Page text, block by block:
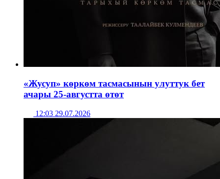
«Жусуп» көркөм тасмасынын улуттук бет
ачары 25-августта өтөт
12:03 29.07.2026